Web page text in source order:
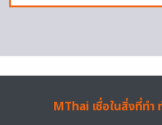
MThai เชื่อในสิ่งที่ทำ